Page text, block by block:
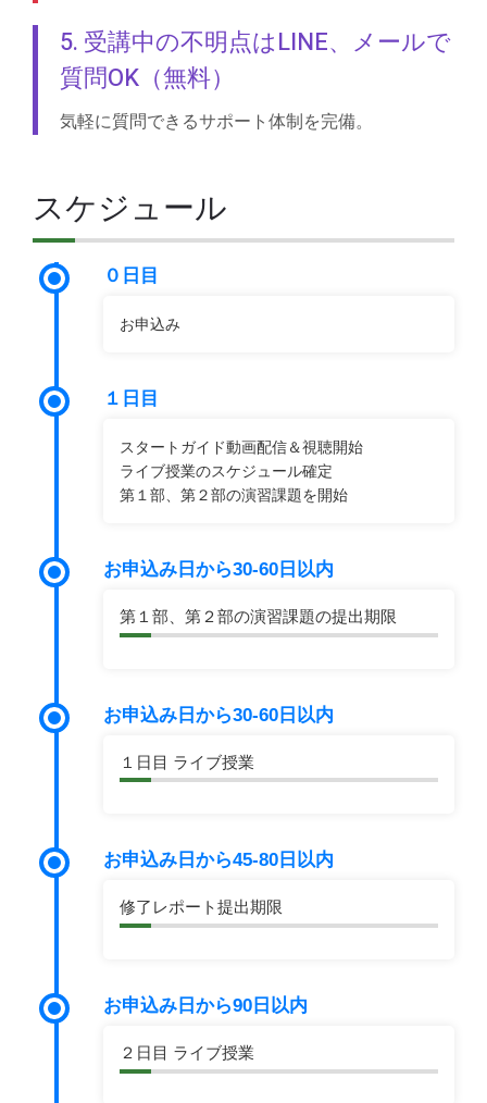
5. 受講中の不明点はLINE、メールで
質問OK（無料）
気軽に質問できるサポート体制を完備。
スケジュール
０日目
お申込み
１日目
スタートガイド動画配信＆視聴開始
ライブ授業のスケジュール確定
第１部、第２部の演習課題を開始
お申込み日から30-60日以内
第１部、第２部の演習課題の提出期限
お申込み日から30-60日以内
１日目 ライブ授業
お申込み日から45-80日以内
修了レポート提出期限
お申込み日から90日以内
２日目 ライブ授業